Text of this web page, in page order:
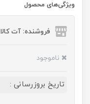
ویژگی‌های محصول
فروشنده: آت کالا
ناموجود
تاریخ بروزرسانی :